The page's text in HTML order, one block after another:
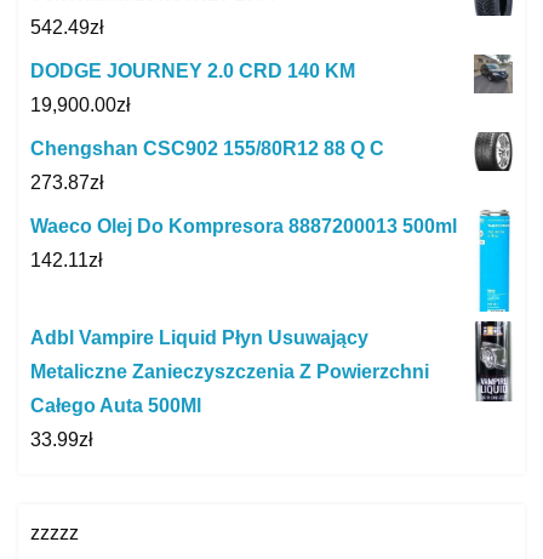
542.49zł
DODGE JOURNEY 2.0 CRD 140 KM
19,900.00zł
Chengshan CSC902 155/80R12 88 Q C
273.87zł
Waeco Olej Do Kompresora 8887200013 500ml
142.11zł
Adbl Vampire Liquid Płyn Usuwający
Metaliczne Zanieczyszczenia Z Powierzchni
Całego Auta 500Ml
33.99zł
zzzzz